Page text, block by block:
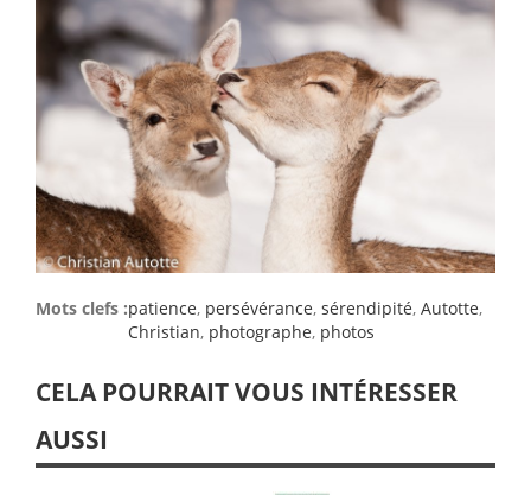
Mots clefs :patience, persévérance, sérendipité, Autotte,
Christian, photographe, photos
CELA POURRAIT VOUS INTÉRESSER
AUSSI